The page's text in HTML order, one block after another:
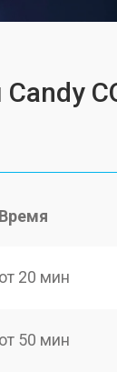
Время
от 20 мин
от 50 мин